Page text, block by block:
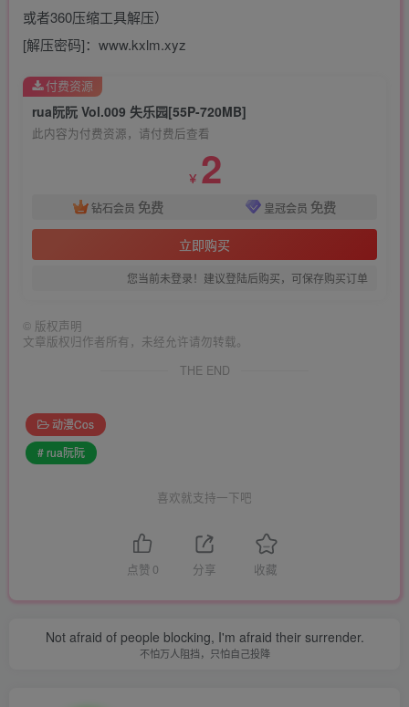
或者360压缩工具解压）
[解压密码]：www.kxlm.xyz
rua阮阮 Vol.009 失乐园[55P-720MB]
此内容为付费资源，请付费后查看
￥ 2
钻石会员 免费 皇冠会员 免费
立即购买
您当前未登录！建议登陆后购买，可保存购买订单
付费资源
© 版权声明
文章版权归作者所有，未经允许请勿转载。
THE END
动漫Cos
# rua阮阮
喜欢就支持一下吧
点赞 0 分享 收藏
Not afraid of people blocking, I'm afraid their surrender.
不怕万人阻挡，只怕自己投降